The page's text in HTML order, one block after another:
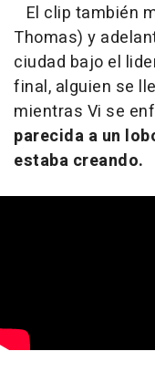
El clip también
Thomas) y
ciudad bajo el
final, alguien se
mientras Vi se
parecida a un
estaba creando.